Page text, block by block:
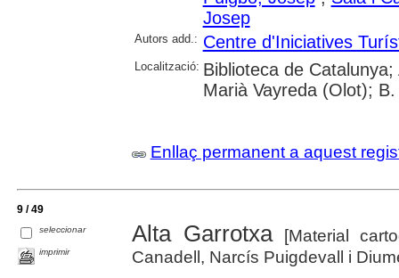
Josep
Autors add.: Centre d'Iniciatives
Localització: Biblioteca de
Marià Vayreda (Olot);
Enllaç permanent a aquest
9 / 49
seleccionar
imprimir
Alta Garrotxa[Material
Canadell, Narcís Puigdevall i